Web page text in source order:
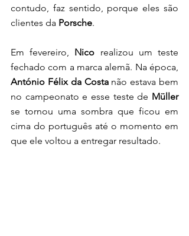
contudo, faz sentido, porque eles são
clientes da Porsche.
Em fevereiro, Nico realizou um teste
António Félix da Costa não estava bem
no campeonato e esse teste de Müller
se tornou uma sombra que ficou em
cima do português até o momento em
que ele voltou a entregar resultado.